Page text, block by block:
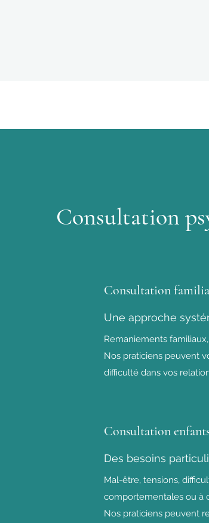
Consultation
Consultation
Une approche
Remaniements
Nos praticiens peuvent
difficulté dans vos
Consultation
Des besoins
Mal-être, tensions,
comportementales ou à
Nos praticiens peuvent